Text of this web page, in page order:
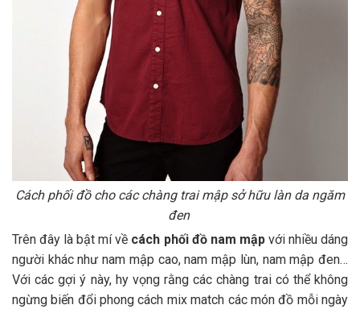
Cách phối đồ cho các chàng trai mập sở hữu làn da ngăm
đen
Trên đây là bật mí về cách phối đồ nam mập với nhiều dáng
người khác như nam mập cao, nam mập lùn, nam mập đen…
Với các gợi ý này, hy vọng rằng các chàng trai có thể không
ngừng biến đổi phong cách mix match các món đồ mỗi ngày